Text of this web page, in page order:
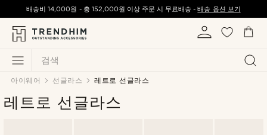
검색
배송비14,000원 - 총 152,000원 이상 주문 시 무료배송 -배송 옵션 보기
아이웨어 선글라스 레트로 선글라스
레트로 선글라스